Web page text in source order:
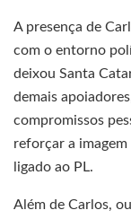
A presença de
com o entorno
deixou Santa
demais
compromissos
reforçar a
ligado ao PL.
Além de Carlos,